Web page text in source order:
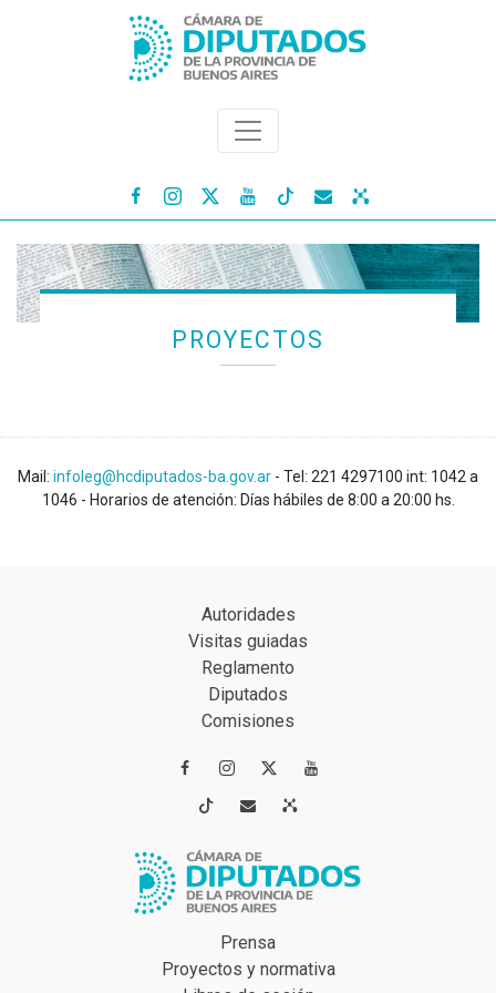
   
PROYECTOS
Mail: infoleg@hcdiputados-ba.gov.ar - Tel: 221 4297100 int: 1042 a
1046 - Horarios de atención: Días hábiles de 8:00 a 20:00 hs.
Autoridades
Visitas guiadas
Reglamento
Diputados
Comisiones
 
 
Prensa
Proyectos y normativa